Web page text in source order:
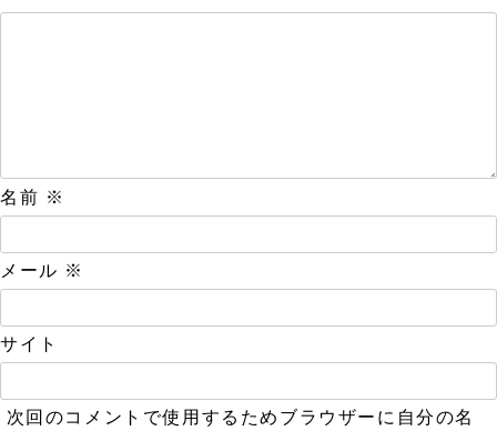
名前 ※
メール ※
サイト
次回のコメントで使用するためブラウザーに自分の名